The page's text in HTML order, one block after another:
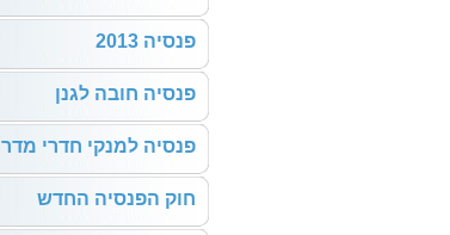
פנסיה 2013
פנסיה חובה לגנן
פנסיה למנקי חדרי מדר
חוק הפנסיה החדש